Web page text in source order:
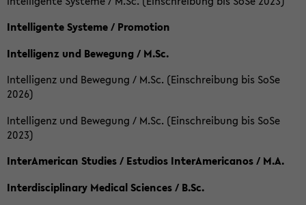
Intelligente Systeme / Promotion
Intelligenz und Bewegung / M.Sc.
Intelligenz und Bewegung / M.Sc. (Einschreibung bis SoSe
2026)
Intelligenz und Bewegung / M.Sc. (Einschreibung bis SoSe
2023)
InterAmerican Studies / Estudios InterAmericanos / M.A.
Interdisciplinary Medical Sciences / B.Sc.